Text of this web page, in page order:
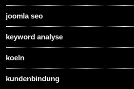
joomla seo
keyword analyse
koeln
kundenbindung